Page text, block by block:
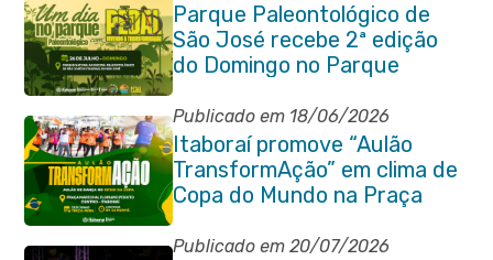
Parque Paleontológico de
São José recebe 2ª edição
do Domingo no Parque
Paleontológico com Pedal
Vivendo a Transformação
Publicado em 18/06/2026
Itaboraí promove “Aulão
TransformAção” em clima de
Copa do Mundo na Praça
Marechal Floriano Peixoto
Publicado em 20/07/2026